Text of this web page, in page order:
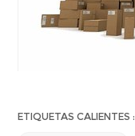
ETIQUETAS CALIENTES :